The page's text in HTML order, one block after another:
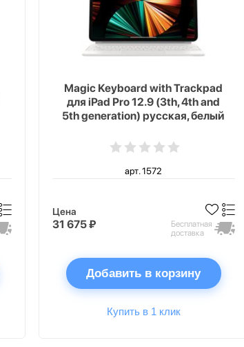
Magic Keyboard with Trackpad
для iPad Pro 12.9 (3th, 4th and
5th generation) русская, белый
арт. 1572
Цена
31 675 ₽
Бесплатная
доставка
Добавить в корзину
Купить в 1 клик